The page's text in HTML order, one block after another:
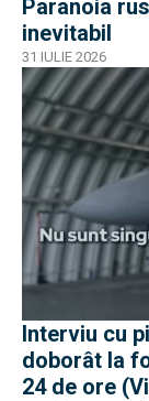
Paranoia
inevitabil
31 IULIE 2026
Interviu cu
doborât la
24 de ore